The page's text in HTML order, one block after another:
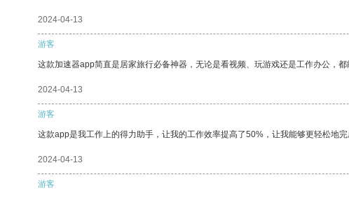
2024-04-13
游客
这款加速器app简直是居家旅行必备神器，无论是看视频、玩游戏还是工作办公，
2024-04-13
游客
这款app是我工作上的得力助手，让我的工作效率提高了50%，让我能够更轻松地完
2024-04-13
游客